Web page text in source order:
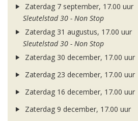
Zaterdag 7 september, 17.00 uur
Sleutelstad 30 - Non Stop
Zaterdag 31 augustus, 17.00 uur
Sleutelstad 30 - Non Stop
Zaterdag 30 december, 17.00 uur
Zaterdag 23 december, 17.00 uur
Zaterdag 16 december, 17.00 uur
Zaterdag 9 december, 17.00 uur